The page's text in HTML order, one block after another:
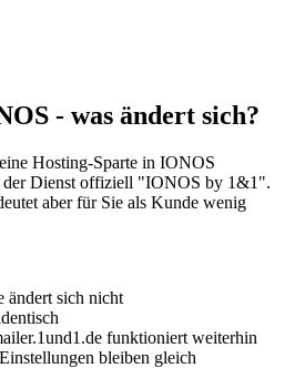
- was ändert sich?
Hosting-Sparte in IONOS
der Dienst offiziell "IONOS by 1&1".
aber für Sie als Kunde wenig
ändert sich nicht
funktioniert weiterhin
bleiben gleich